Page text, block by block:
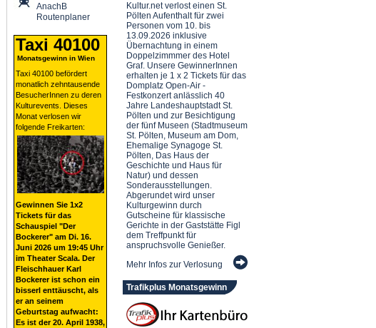
AnachB
Routenplaner
Taxi 40100
Monatsgewinn in Wien
Taxi 40100 befördert
monatlich zehntausende
BesucherInnen zu deren
Kulturevents. Dieses
Monat verlosen wir
folgende Freikarten:
Gewinnen Sie 1x2
Tickets für das
Schauspiel "Der
Bockerer" am Di. 16.
Juni 2026 um 19:45 Uhr
im Theater Scala. Der
Fleischhauer Karl
Bockerer ist schon ein
bisserl enttäuscht, als
er an seinem
Geburtstag aufwacht:
Es ist der 20. April 1938,
Kultur.net verlost einen St.
Pölten Aufenthalt für zwei
Personen vom 10. bis
13.09.2026 inklusive
Übernachtung in einem
Doppelzimmmer des Hotel
Graf. Unsere GewinnerInnen
erhalten je 1 x 2 Tickets für das
Domplatz Open-Air -
Festkonzert anlässlich 40
Jahre Landeshauptstadt St.
Pölten und zur Besichtigung
der fünf Museen (Stadtmuseum
St. Pölten, Museum am Dom,
Ehemalige Synagoge St.
Pölten, Das Haus der
Geschichte und Haus für
Natur) und dessen
Sonderausstellungen.
Abgerundet wird unser
Kulturgewinn durch
Gutscheine für klassische
Gerichte in der Gaststätte Figl
dem Treffpunkt für
anspruchsvolle Genießer.
Mehr Infos zur Verlosung
Trafikplus Monatsgewinn